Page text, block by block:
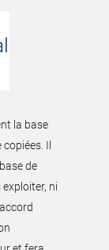
la base
Il
de
ni